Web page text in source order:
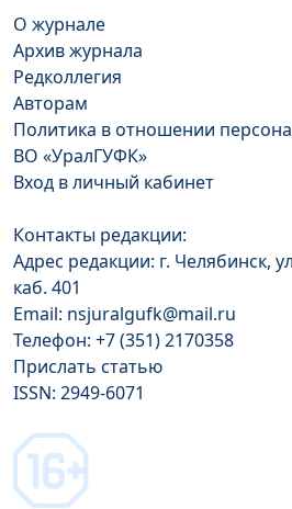
О журнале
Архив журнала
Редколлегия
Авторам
Политика в отношении
ВО «УралГУФК»
Вход в личный кабинет
Контакты редакции:
Адрес редакции: г. Челябинск,
каб. 401
Email: nsjuralgufk@mail.ru
Телефон: +7 (351) 2170358
Прислать статью
ISSN: 2949-6071